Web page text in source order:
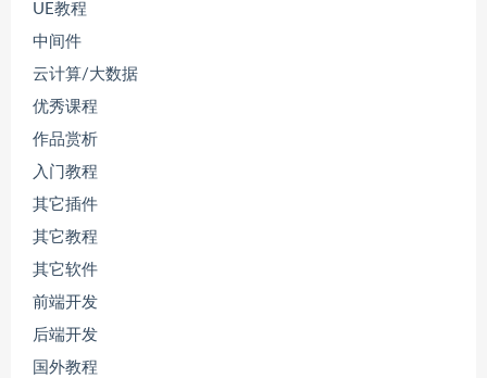
UE教程
中间件
云计算/大数据
优秀课程
作品赏析
入门教程
其它插件
其它教程
其它软件
前端开发
后端开发
国外教程